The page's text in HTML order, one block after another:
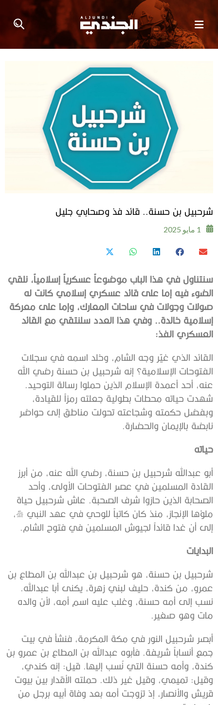
شرحبيل بن حسنة.. قائد فذ وصحابي جليل
1 مايو 2025
سنتناول في هذا الباب موضوعاً عسكرياً إسلامياً، نلقي
الضوء فيه إما على قائد عسكري إسلامي كانت له
صولات وجولات في ساحات المعارك، وإما على معركة
إسلامية خالدة.. وفي هذا العدد سلنتقي مع القائد
العسكري الفذ:
القائد الذي غيّر وجه الشام، وخلد اسمه في سجلات
الفتوحات الإسلامية؟ إنه شرحبيل بن حسنة رضي الله
عنه، أحد أعمدة الإسلام الذين حملوا رسالة التوحيد.
شهدت حياته محطات بطولية جعلته رمزاً للقيادة،
وبفضل حكمته وشجاعته تحولت مناطق إلى حواضر
نابضة بالإيمان والحضارة.
حياته
أبو عبدالله شرحبيل بن حسنة، رضي الله عنه، من أبرز
القادة المسلمين في عصر الفتوحات الأولى، وأحد
الصحابة الذين حازوا شرف الصحبة. عاش شرحبيل حياة
ملؤها الإنجاز، منذ كان كاتباً للوحي في عهد النبي صلى الله عليه وسلم،
إلى أن غدا قائداً لجيوش المسلمين في فتوح الشام.
البدايات
شرحبيل بن حسنة، هو شرحبيل بن عبدالله بن المطاع بن
عمرو، من كندة، حليف لبني زهرة، يكنى أبا عبدالله.
نسب إلى أمه حسنة، وغلب عليه اسم أمه، لأن والده
مات وهو صغير.
أبصر شرحبيل النور في مكة المكرمة، فنشأ في بيت
جمع أنساباً شريفة. فأبوه عبدالله بن المطاع بن عمرو بن
كندة، وأمه حسنة التي نُسب إليها. قيل: إنه كندي،
وقيل: تميمي، وقيل غير ذلك. حملته الأقدار بين بيوت
قريش والأنصار، إذ تزوجت أمه بعد وفاة أبيه برجل من